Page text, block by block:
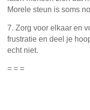
Morele steun is soms
7. Zorg voor elkaar en
frustratie en deel je
echt niet.
= = =